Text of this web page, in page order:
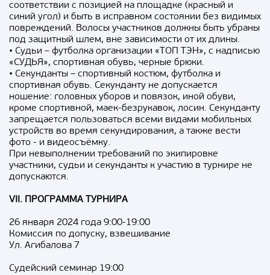
соответствии с позицией на площадке (красный и
синий угол) и быть в исправном состоянии без видимых
повреждений. Волосы участников должны быть убраны
под защитный шлем, вне зависимости от их длины.
• Судьи – футболка организации «ТОП ТЭН», с надписью
«СУДЬЯ», спортивная обувь, черные брюки.
• Секунданты – спортивный костюм, футболка и
спортивная обувь. Секунданту не допускается
ношение: головных уборов и повязок, иной обуви,
кроме спортивной, маек-безрукавок, лосин. Секунданту
запрещается пользоваться всеми видами мобильных
устройств во время секундирования, а также вести
фото - и видеосъёмку.
При невыполнении требований по экипировке
участники, судьи и секунданты к участию в турнире не
допускаются.
VII. ПРОГРАММА ТУРНИРА
26 января 2024 года 9:00-19:00
Комиссия по допуску, взвешивание
Ул. Агибалова 7
Судейский семинар 19:00